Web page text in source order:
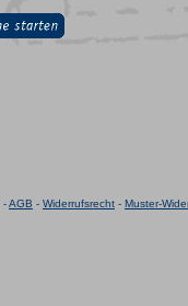
-AGB - Widerrufsrecht - Muster-